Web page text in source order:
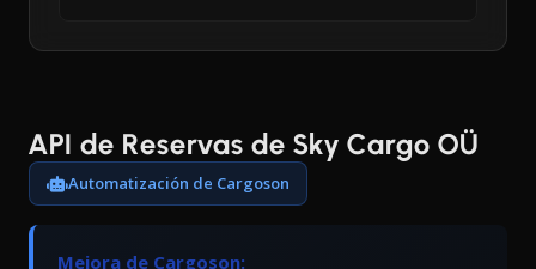
API de Reservas de Sky Cargo OÜ
Automatización de Cargoson
Mejora de Cargoson: